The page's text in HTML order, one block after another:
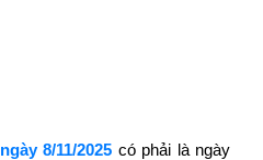
ngày 8/11/2025 có phải là ngày